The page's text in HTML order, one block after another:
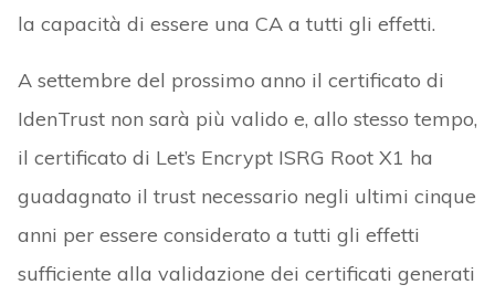
la capacità di essere una CA a tutti gli effetti.
A settembre del prossimo anno il certificato di
IdenTrust non sarà più valido e, allo stesso tempo,
il certificato di Let’s Encrypt ISRG Root X1 ha
guadagnato il trust necessario negli ultimi cinque
anni per essere considerato a tutti gli effetti
sufficiente alla validazione dei certificati generati